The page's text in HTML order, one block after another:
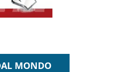
MONDO